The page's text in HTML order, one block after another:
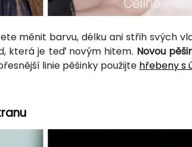
měnit barvu, délku ani střih svých
která je teď novým hitem. Novou
linie pěšinky použijte hřebeny s